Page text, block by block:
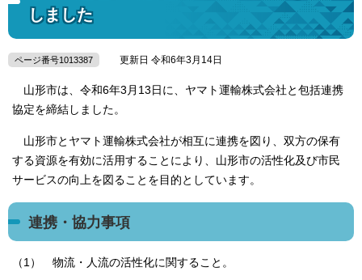
しました
ページ番号1013387 更新日 令和6年3月14日
山形市は、令和6年3月13日に、ヤマト運輸株式会社と包括連携
協定を締結しました。
山形市とヤマト運輸株式会社が相互に連携を図り、双方の保有
する資源を有効に活用することにより、山形市の活性化及び市民
サービスの向上を図ることを目的としています。
連携・協力事項
（1） 物流・人流の活性化に関すること。